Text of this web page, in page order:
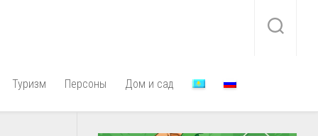
Туризм Персоны Дом и сад